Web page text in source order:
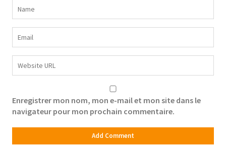
Enregistrer mon nom, mon e-mail et mon site dans le
navigateur pour mon prochain commentaire.